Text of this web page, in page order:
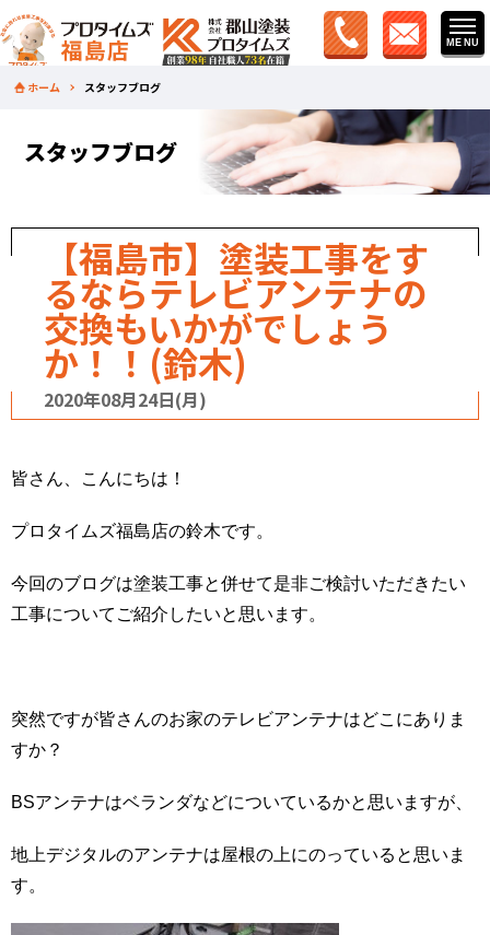
ホーム スタッフブログ
スタッフブログ
【福島市】塗装工事をす
るならテレビアンテナの
交換もいかがでしょう
か！！(鈴木)
2020年08月24日(月)
皆さん、こんにちは！
プロタイムズ福島店の鈴木です。
今回のブログは塗装工事と併せて是非ご検討いただきたい
工事についてご紹介したいと思います。
突然ですが皆さんのお家のテレビアンテナはどこにありま
すか？
BSアンテナはベランダなどについているかと思いますが、
地上デジタルのアンテナは屋根の上にのっていると思いま
す。